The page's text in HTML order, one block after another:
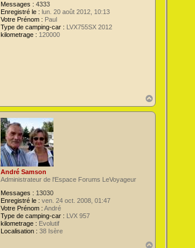
Messages : 4333
Enregistré le : lun. 20 août 2012, 10:13
Votre Prénom : Paul
Type de camping-car : LVX755SX 2012
kilometrage : 120000
a
u
André Samson
Administrateur de l'Espace Forums LeVoyageur
Messages : 13030
Enregistré le : ven. 24 oct. 2008, 01:47
Votre Prénom : André
Type de camping-car : LVX 957
kilometrage : Evolutif
Localisation : 38 Isère